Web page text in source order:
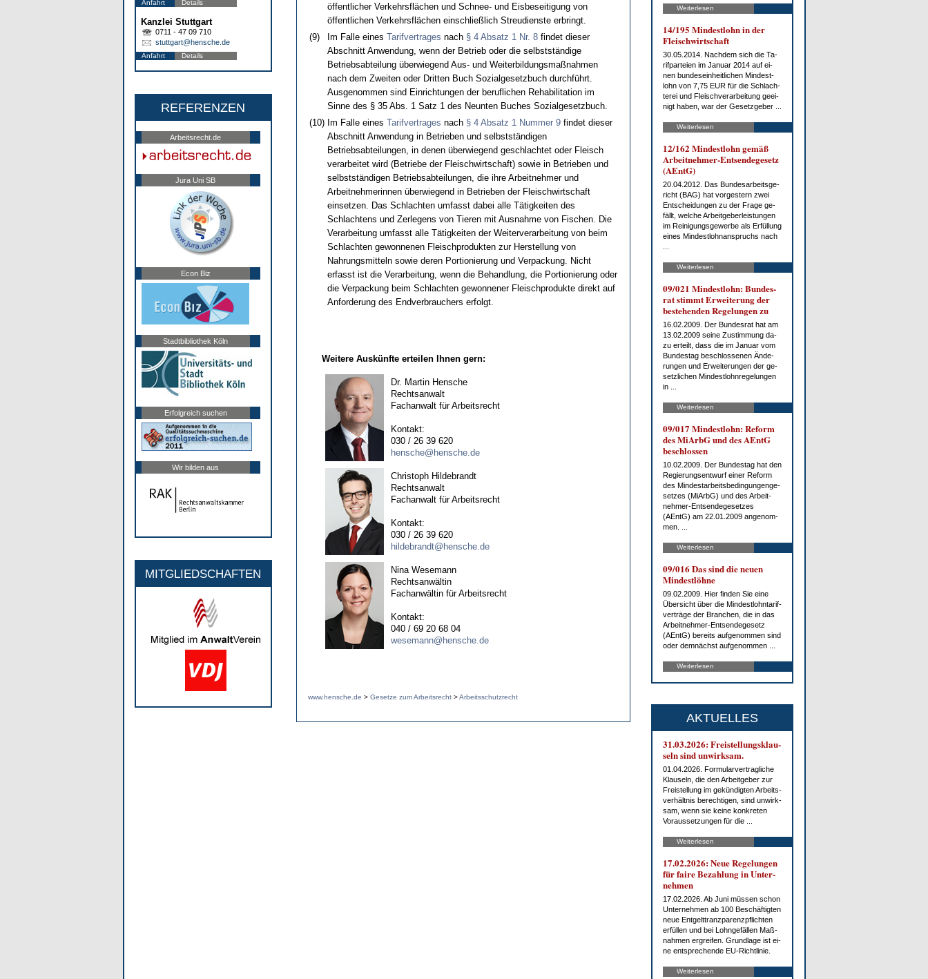
Anfahrt Details
Kanzlei Stuttgart
0711 - 47 09 710
stuttgart@hensche.de
Anfahrt Details
REFERENZEN
Arbeitsrecht.de
Jura Uni SB
Econ Biz
Stadtbibliothek Köln
Erfolgreich suchen
Wir bilden aus
MITGLIEDSCHAFTEN
öffentlicher Verkehrsflächen und Schnee- und Eisbeseitigung von
öffentlichen Verkehrsflächen einschließlich Streudienste erbringt.
(9)
Im Falle eines Tarifvertrages nach § 4 Absatz 1 Nr. 8findet dieser
Abschnitt Anwendung, wenn der Betrieb oder die selbstständige
Betriebsabteilung überwiegend Aus- und Weiterbildungsmaßnahmen
nach dem Zweiten oder Dritten Buch Sozialgesetzbuch durchführt.
Ausgenommen sind Einrichtungen der beruflichen Rehabilitation im
Sinne des § 35 Abs. 1 Satz 1 des Neunten Buches Sozialgesetzbuch.
(10) Im Falle eines Tarifvertrages nach § 4 Absatz 1 Nummer 9findet dieser
Abschnitt Anwendung in Betrieben und selbstständigen
Betriebsabteilungen, in denen überwiegend geschlachtet oder Fleisch
verarbeitet wird (Betriebe der Fleischwirtschaft) sowie in Betrieben und
selbstständigen Betriebsabteilungen, die ihre Arbeitnehmer und
Arbeitnehmerinnen überwiegend in Betrieben der Fleischwirtschaft
einsetzen. Das Schlachten umfasst dabei alle Tätigkeiten des
Schlachtens und Zerlegens von Tieren mit Ausnahme von Fischen. Die
Verarbeitung umfasst alle Tätigkeiten der Weiterverarbeitung von beim
Schlachten gewonnenen Fleischprodukten zur Herstellung von
Nahrungsmitteln sowie deren Portionierung und Verpackung. Nicht
erfasst ist die Verarbeitung, wenn die Behandlung, die Portionierung oder
die Verpackung beim Schlachten gewonnener Fleischprodukte direkt auf
Anforderung des Endverbrauchers erfolgt.
Weitere Auskünfte erteilen Ihnen gern:
Dr. Martin Hensche
Rechtsanwalt
Fachanwalt für Arbeitsrecht
Kontakt:
030 / 26 39 620
hensche@hensche.de
Christoph Hildebrandt
Rechtsanwalt
Fachanwalt für Arbeitsrecht
Kontakt:
030 / 26 39 620
hildebrandt@hensche.de
Nina Wesemann
Rechtsanwältin
Fachanwältin für Arbeitsrecht
Kontakt:
040 / 69 20 68 04
wesemann@hensche.de
www.hensche.de > Gesetze zum Arbeitsrecht >Arbeitsschutzrecht
Weiterlesen
14/195 Min­dest­lohn in der
Fleisch­wirt­schaft
30.05.2014. Nach­dem sich die Ta­
rif­par­tei­en im Ja­nu­ar 2014 auf ei­
nen bun­des­ein­heit­li­chen Min­dest­
lohn von 7,75 EUR für die Schlach­
te­rei und Fleisch­ver­ar­bei­tung ge­ei­
nigt ha­ben, war der Ge­setz­ge­ber ...
Weiterlesen
12/162 Min­dest­lohn ge­mäß
Ar­beit­neh­mer-Ent­sen­de­ge­setz
(AEntG)
20.04.2012. Das Bun­des­ar­beits­ge­
richt (BAG) hat vor­ges­tern zwei
Ent­schei­dun­gen zu der Fra­ge ge­
fällt, wel­che Ar­beit­ge­ber­leis­tun­gen
im Rei­ni­gungs­ge­wer­be als Er­fül­lung
ei­nes Min­dest­lohn­an­spruchs nach
Weiterlesen
09/021 Min­dest­lohn: Bun­des­
rat stimmt Er­wei­te­rung der
be­ste­hen­den Re­ge­lun­gen zu
16.02.2009. Der Bun­des­rat hat am
13.02.2009 sei­ne Zu­stim­mung da­
zu er­teilt, dass die im Ja­nu­ar vom
Bun­des­tag be­schlos­se­nen Än­de­
run­gen und Er­wei­te­run­gen der ge­
setz­li­chen Min­dest­lohn­re­ge­lun­gen
in ...
Weiterlesen
09/017 Min­dest­lohn: Re­form
des Mi­ArbG und des AEntG
be­schlos­sen
10.02.2009. Der Bun­des­tag hat den
Re­gie­rungs­ent­wurf ei­ner Re­form
des Min­dest­ar­beits­be­din­gun­gen­ge­
set­zes (Mi­ArbG) und des Ar­beit­
neh­mer-Ent­sen­de­ge­set­zes
(AEntG) am 22.01.2009 an­ge­nom­
men. ...
Weiterlesen
09/016 Das sind die neu­en
Min­dest­löh­ne
09.02.2009. Hier fin­den Sie ei­ne
Über­sicht über die Min­dest­lohn­ta­rif­
ver­trä­ge der Bran­chen, die in das
Ar­beit­neh­mer-Ent­sen­de­ge­setz
(AEntG) be­reits auf­ge­nom­men sind
oder dem­nächst auf­ge­nom­men ...
Weiterlesen
AKTUELLES
31.03.2026: Frei­stel­lungs­klau­
seln sind un­wirk­sam.
01.04.2026. For­mu­lar­ver­trag­li­che
Klau­seln, die den Ar­beit­ge­ber zur
Frei­stel­lung im ge­kün­dig­ten Ar­beits­
ver­hält­nis be­rech­ti­gen, sind un­wirk­
sam, wenn sie kei­ne kon­kre­ten
Vor­aus­set­zun­gen für die ...
Weiterlesen
17.02.2026: Neue Re­ge­lun­gen
für fai­re Be­zah­lung in Un­ter­
neh­men
17.02.2026. Ab Ju­ni müs­sen schon
Un­ter­neh­men ab 100 Be­schäf­tig­ten
neue Ent­gelt­tranz­pa­renz­pflich­ten
er­fül­len und bei Lohn­ge­fäl­len Maß­
nah­men er­grei­fen. Grund­la­ge ist ei­
ne ent­spre­chen­de EU-Richt­li­nie.
Weiterlesen